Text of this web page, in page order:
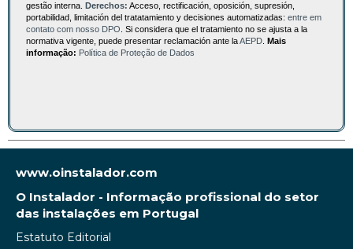
gestão interna. Derechos: Acceso, rectificación, oposición, supresión,
portabilidad, limitación del tratatamiento y decisiones automatizadas: entre em
contato com nosso DPO . Si considera que el tratamiento no se ajusta a la
normativa vigente, puede presentar reclamación ante laAEPD Mais
informação: Política de Proteção de Dados
www.oinstalador.com
O Instalador - Informação profissional do setor
das instalações em Portugal
Estatuto Editorial